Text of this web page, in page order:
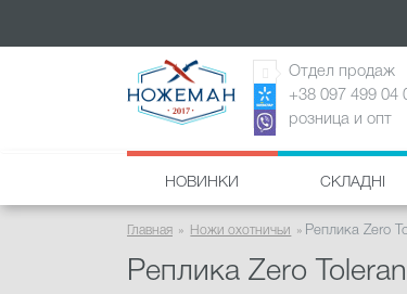
Отдел продаж
+38 097 499 04
розница и опт
НОВИНКИ СКЛАДНІ
Главная Ножи охотничьи Реплика Zero
Реплика Zero